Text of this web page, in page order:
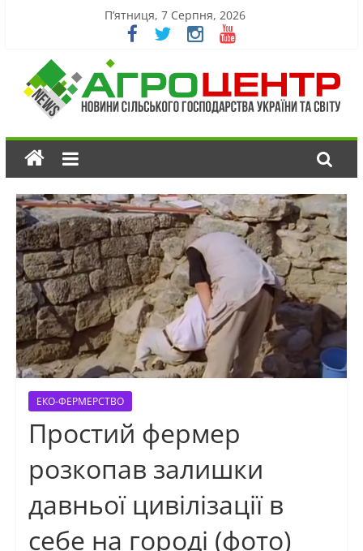
П’ятниця, 7 Серпня, 2026
ЕКО-ФЕРМЕРСТВО
Простий фермер
розкопав залишки
давньої цивілізації в
себе на городі (фото)